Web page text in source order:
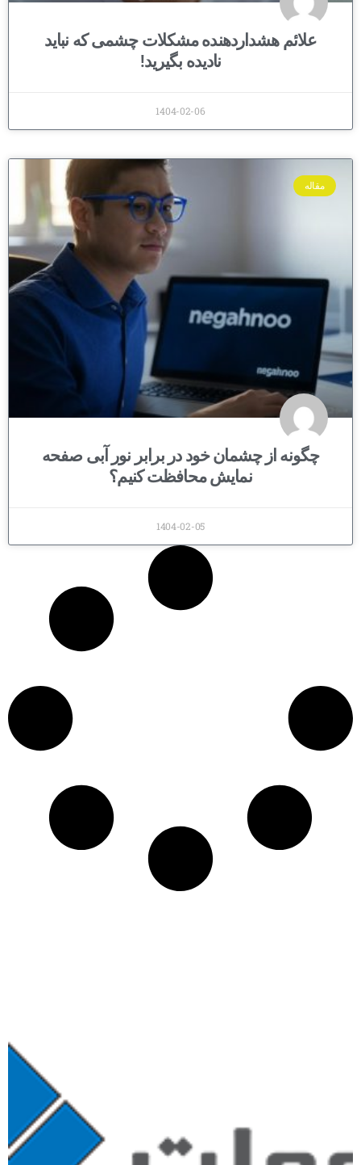
علائم هشداردهنده مشکلات چشمی که نباید
نادیده بگیرید!
1404-02-06
مقاله
چگونه از چشمان خود در برابر نور آبی صفحه
نمایش محافظت کنیم؟
1404-02-05